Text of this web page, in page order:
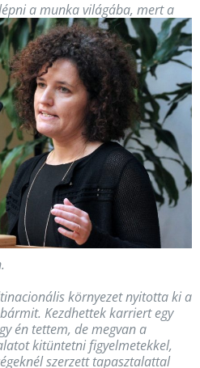
a munka világába, mert a
környezet nyitotta ki a
Kezdhettek karriert egy
én tettem, de megvan a
kitüntetni figyelmetekkel,
szerzett tapasztalattal